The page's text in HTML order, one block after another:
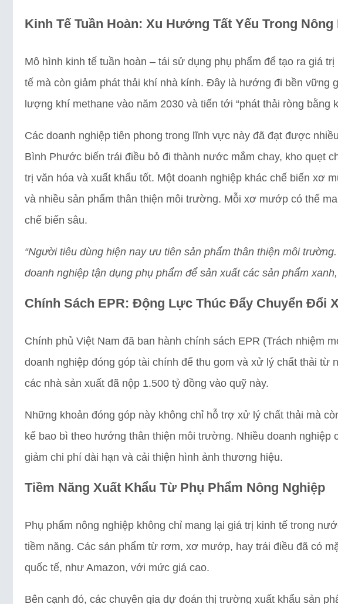
Kinh Tế Tuần Hoàn: Xu Hướng Tất Yếu Trong Nông
Mô hình kinh tế tuần hoàn – tái sử dụng phụ phẩm để tạo ra giá
tế mà còn giảm phát thải khí nhà kính. Đây là hướng đi bền vững
lượng khí methane vào năm 2030 và tiến tới “phát thải ròng bằng
Các doanh nghiệp tiên phong trong lĩnh vực này đã đạt được
Bình Phước biến trái điều bỏ đi thành nước mắm chay, kho quẹt
trị văn hóa và xuất khẩu tốt. Một doanh nghiệp khác chế biến xơ
và nhiều sản phẩm thân thiện môi trường. Mỗi xơ mướp có thể
chế biến sâu.
“Người tiêu dùng hiện nay ưu tiên sản phẩm thân thiện môi
doanh nghiệp tận dụng phụ phẩm để sản xuất các sản phẩm
Chính Sách EPR: Động Lực Thúc Đẩy Chuyển Đổi
Chính phủ Việt Nam đã ban hành chính sách EPR (Trách nhiệm
doanh nghiệp đóng góp tài chính để thu gom và xử lý chất thải từ
các nhà sản xuất đã nộp 1.500 tỷ đồng vào quỹ này.
Những khoản đóng góp này không chỉ hỗ trợ xử lý chất thải mà
kế bao bì theo hướng thân thiện môi trường. Nhiều doanh nghiệp
giảm chi phí dài hạn và cải thiện hình ảnh thương hiệu.
Tiềm Năng Xuất Khẩu Từ Phụ Phẩm Nông Nghiệp
Phụ phẩm nông nghiệp không chỉ mang lại giá trị kinh tế trong
tiềm năng. Các sản phẩm từ rơm, xơ mướp, hay trái điều đã có
quốc tế, như Amazon, với mức giá cao.
Bên cạnh đó, các chuyên gia dự đoán thị trường xuất khẩu sản